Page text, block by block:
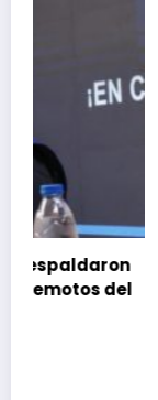
Gobierno
en la